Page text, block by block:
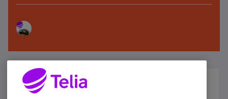
Älä jää paitsi – osallistu ja voita!